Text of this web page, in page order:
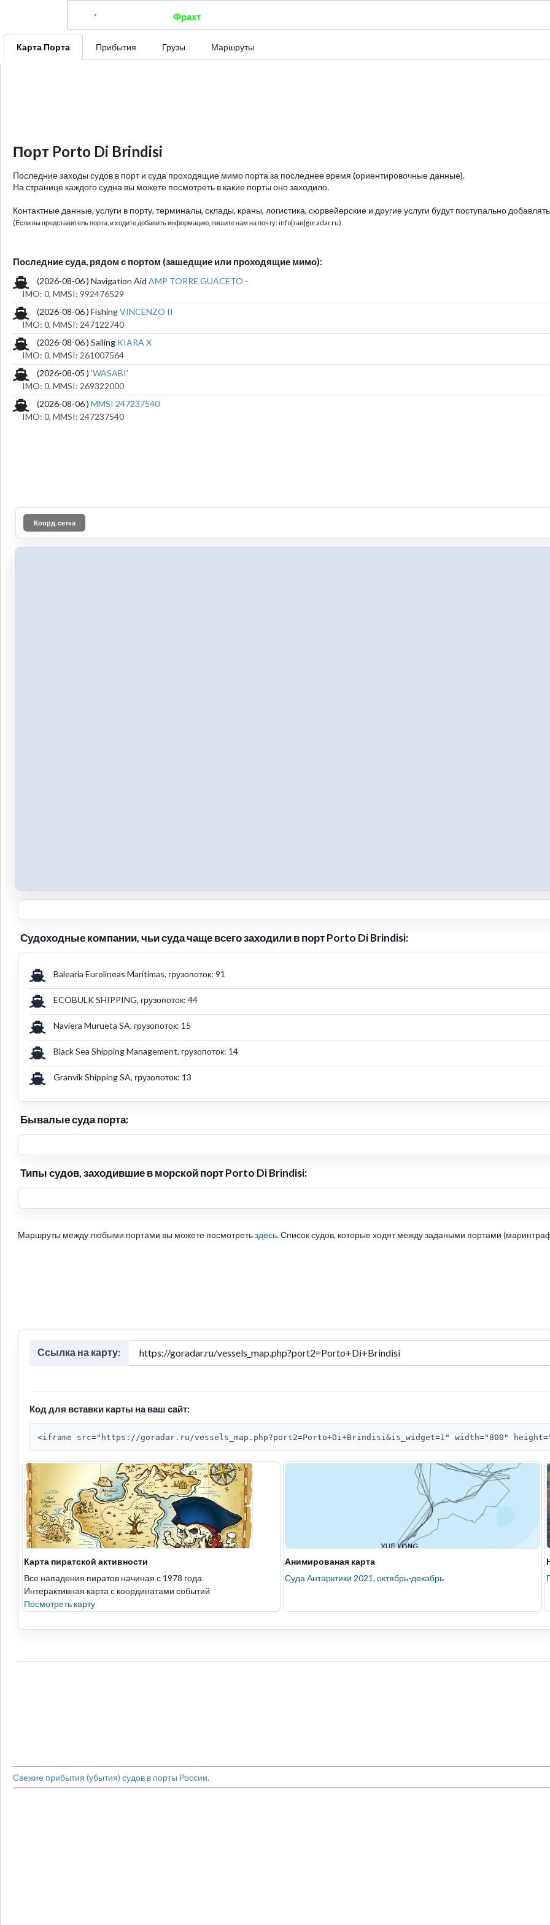
Фрахт
Карта Порта Прибытия Грузы Маршруты
Порт Porto Di Brindisi
Последние заходы судов в порт и суда проходящие мимо порта за последнее время (ориентировочные данные).
На странице каждого судна вы можете посмотреть в какие порты оно заходило.
Контактные данные, услуги в порту, терминалы, склады, краны, логистика, сюрвейерские и другие услуги будут поступально
(Если вы представитель порта, и ходите добавить информацию, пишите нам на почту: info[гав]goradar.ru)
Последние суда, рядом с портом (зашедщие или проходящие мимо):
(2026-08-06 ) Navigation Aid AMP TORRE GUACETO -
IMO: 0, MMSI: 992476529
(2026-08-06 ) FishingVINCENZO II
IMO: 0, MMSI: 247122740
(2026-08-06 ) Sailing KIARA X
IMO: 0, MMSI: 261007564
(2026-08-05 ) 'WASABI'
IMO: 0, MMSI: 269322000
(2026-08-06 ) MMSI 247237540
IMO: 0, MMSI: 247237540
Коорд. сетка
Судоходные компании, чьи суда чаще всего заходили в порт Porto Di Brindisi:
Balearia Eurolineas Maritimas, грузопоток: 91
ECOBULK SHIPPING, грузопоток: 44
Naviera Murueta SA, грузопоток: 15
Black Sea Shipping Management, грузопоток: 14
Granvik Shipping SA, грузопоток: 13
Бывалые суда порта:
Типы судов, заходившие в морской порт Porto Di Brindisi:
Маршруты между любыми портами вы можете посмотретьздесь. Список судов, которые ходят между задаными портами
Ссылка на карту:
Код для вставки карты на ваш сайт:
<iframe src="https://goradar.ru/vessels_map.php?port2=Porto+Di+Brindisi&is_widget=1" width="800"
Карта пиратской активности
Все нападения пиратов начиная с 1978 года
Интерактивная карта с координатами событий
Посмотреть карту
Анимированая карта
Суда Антарктики 2021, октябрь-декабрь
Свежие прибытия (убытия) судов в порты России.